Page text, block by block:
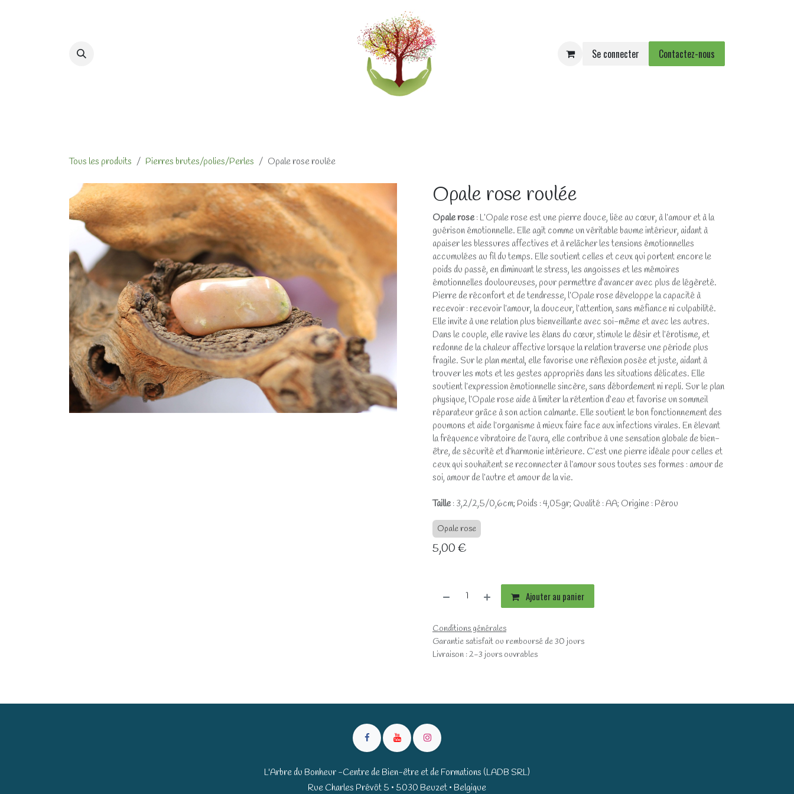
Se connecter Contactez-nous
Tous les produits Pierres brutes/polies/Perles Opale rose roulée
Opale rose roulée
Opale rose : L’Opale rose est une pierre douce, liée au cœur, à l’amour et à la
guérison émotionnelle. Elle agit comme un véritable baume intérieur, aidant à
apaiser les blessures affectives et à relâcher les tensions émotionnelles
accumulées au fil du temps. Elle soutient celles et ceux qui portent encore le
poids du passé, en diminuant le stress, les angoisses et les mémoires
émotionnelles douloureuses, pour permettre d’avancer avec plus de légèreté.
Pierre de réconfort et de tendresse, l’Opale rose développe la capacité à
recevoir : recevoir l’amour, la douceur, l’attention, sans méfiance ni culpabilité.
Elle invite à une relation plus bienveillante avec soi-même et avec les autres.
Dans le couple, elle ravive les élans du cœur, stimule le désir et l’érotisme, et
redonne de la chaleur affective lorsque la relation traverse une période plus
fragile. Sur le plan mental, elle favorise une réflexion posée et juste, aidant à
trouver les mots et les gestes appropriés dans les situations délicates. Elle
soutient l’expression émotionnelle sincère, sans débordement ni repli. Sur le plan
physique, l’Opale rose aide à limiter la rétention d’eau et favorise un sommeil
réparateur grâce à son action calmante. Elle soutient le bon fonctionnement des
poumons et aide l’organisme à mieux faire face aux infections virales. En élevant
la fréquence vibratoire de l’aura, elle contribue à une sensation globale de bien-
être, de sécurité et d’harmonie intérieure. C’est une pierre idéale pour celles et
ceux qui souhaitent se reconnecter à l’amour sous toutes ses formes : amour de
soi, amour de l’autre et amour de la vie.
Taille : 3,2/2,5/0,6cm; Poids : 4,05gr; Qualité : AA; Origine : Pérou
Opale rose
5,00€
Ajouter au panier
Conditions générales
Garantie satisfait ou remboursé de 30 jours
Livraison : 2-3 jours ouvrables
L'Arbre du Bonheur -Centre de Bien-être et de Formations (LADB SRL)
Rue Charles Prévôt 5 • 5030 Beuzet • Belgique​​